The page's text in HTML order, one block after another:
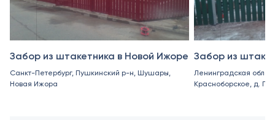
Забор из штакетника в Новой Ижоре
Санкт-Петербург, Пушкинский р-н, Шушары,
Новая Ижора
Забор из
Ленинградская
Красноборское, д.